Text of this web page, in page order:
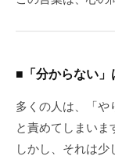
■「分からない」
多くの人は、「や
と責めてしまいま
しかし、それは少